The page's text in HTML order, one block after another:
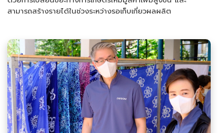
สามารถสร้างรายได้ในช่วงระหว่างรอเก็บเกี่ยวผลผลิต